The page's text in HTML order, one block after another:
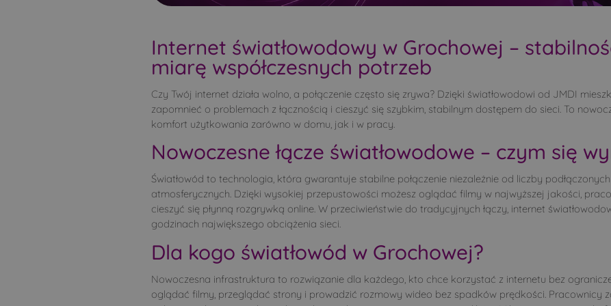
Runice
Runice Rybałty Sady
Śledzianów
Smarklice Smolugi Smorczewo
Stare Moczydły
Strabla Stryki
Szpaki
Teremiski Tokary Topczewo
Twarogi Lackie
Twarogi Ruskie
Widźgowo Wiktorzyn
Wólka Pietkowska Wypychy
Wyszki
Zajęczniki Zakrzewo Załuskie Koronne
Zbucz Zdrojki
Internet światłowodowy w Grochowej –
miarę współczesnych potrzeb
Czy Twój internet działa wolno, a połączenie często się zrywa? Dzięki światłowodowi od JMDI
zapomnieć o problemach z łącznością i cieszyć się szybkim, stabilnym dostępem do sieci. To
komfort użytkowania zarówno w domu, jak i w pracy.
Nowoczesne łącze światłowodowe – czym się
Światłowód to technologia, która gwarantuje stabilne połączenie niezależnie od liczby
atmosferycznych. Dzięki wysokiej przepustowości możesz oglądać filmy w najwyższej jakości,
cieszyć się płynną rozgrywką online. W przeciwieństwie do tradycyjnych łączy, internet
godzinach największego obciążenia sieci.
Dla kogo światłowód w Grochowej?
Nowoczesna infrastruktura to rozwiązanie dla każdego, kto chce korzystać z internetu bez
oglądać filmy, przeglądać strony i prowadzić rozmowy wideo bez spadków prędkości. Pracownicy